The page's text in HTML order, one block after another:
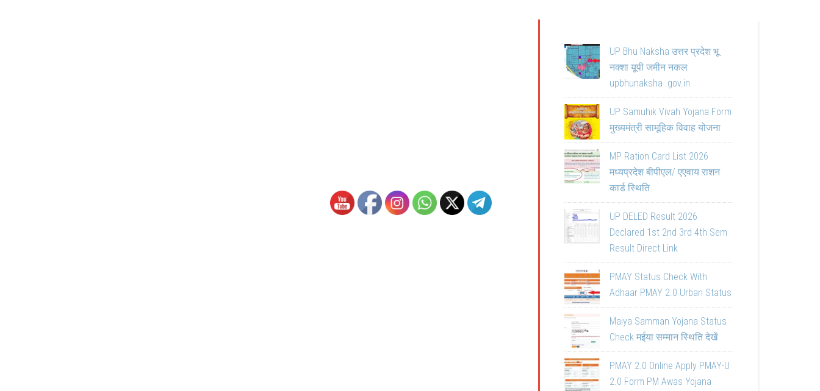
UP Bhu Naksha उत्तर प्रदेश भू
नक्शा यूपी जमीन नकल
upbhunaksha .gov.in
UP Samuhik Vivah Yojana Form
मुख्यमंत्री सामूहिक विवाह योजना
MP Ration Card List 2026
मध्यप्रदेश बीपीएल/ एएवाय राशन
कार्ड स्थिति
UP DELED Result 2026
Declared 1st 2nd 3rd 4th Sem
Result Direct Link
PMAY Status Check With
Adhaar PMAY 2.0 Urban Status
Maiya Samman Yojana Status
Check मईया सम्मान स्थिति देखें
PMAY 2.0 Online Apply PMAY-U
2.0 Form PM Awas Yojana